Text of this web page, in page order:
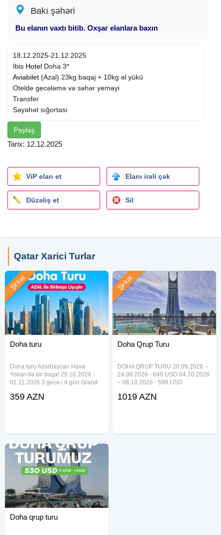
Bakı şəhəri
Bu elanın vaxtı bitib. Oxşar elanlara baxın
18.12.2025-21.12.2025
İbis Hotel Doha 3*
Aviabilet (Azal) 23kg baqaj + 10kg əl yükü
Otelde gecələmə və səhər yeməyi
Transfer
Səyahət sığortası
Paylaş
Tarix: 12.12.2025
ViP elan et Elanı irəli çək
Düzəliş et Sil
Qatar Xarici Turlar
Doha turu
Doha turu Azərbaycan Hava
Yolları ilə bir başa! 29.10.2026 -
01.11.2026 3 gecə / 4 gün Grand
Manor Hotel Doha 4* - 368 USD
Şirkət
359 AZN
Doha Qrup Turu
DOHA QRUP TURU 20.09.2026 –
24.09.2026 - 649 USD 04.10.2026
– 08.10.2026 - 599 USD
USD 4 gecə / 5 gün 4* Hotel
Şirkət
1019 AZN
Doha qrup turu